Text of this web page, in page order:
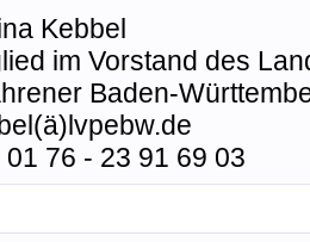
Kebbel
im Vorstand des
Baden-
01 76 - 23 91 69 03